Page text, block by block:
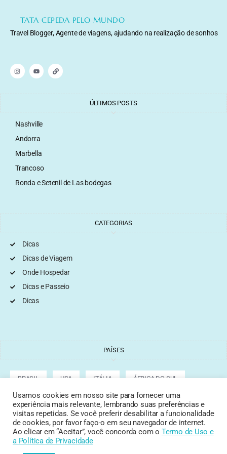
TATA CEPEDA PELO MUNDO
Travel Blogger, Agente de viagens, ajudando na realização de sonhos
ÚLTIMOS POSTS
Nashville
Andorra
Marbella
Trancoso
Ronda e Setenil de Las bodegas
CATEGORIAS
Dicas
Dicas de Viagem
Onde Hospedar
Dicas e Passeio
Dicas
PAÍSES
BRASIL USA ITÁLIA ÁFRICA DO SUL
ARGENTINA GRÉCIA CROÁCIA TURQUIA
Usamos cookies em nosso site para fornecer uma
experiência mais relevante, lembrando suas preferências e
visitas repetidas. Se você preferir desabilitar a funcionalidade
de cookies, por favor faço-o em seu navegador de internet.
Ao clicar em “Aceitar”, você concorda com o Termo de Usoe
a Política de Privacidade